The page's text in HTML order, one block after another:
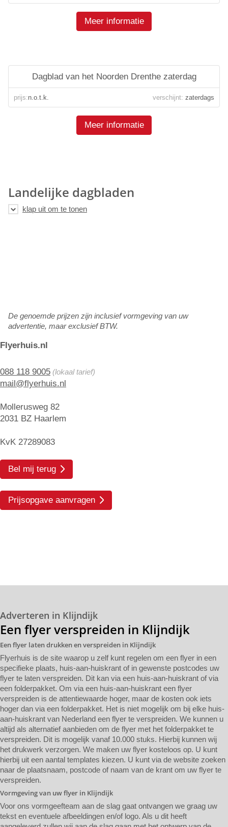
Flyerhuis.nl
088 118 9005 (lokaal tarief)
mail@flyerhuis.nl
Mollerusweg 82
2031 BZ Haarlem
KvK 27289083
Bel mij terug
Prijsopgave aanvragen
Meer informatie
Dagblad van het Noorden Drenthe zaterdag
prijs:n.o.t.k. verschijnt: zaterdags
Meer informatie
Landelijke dagbladen
De genoemde prijzen zijn inclusief vormgeving van uw
advertentie, maar exclusief BTW.
Adverteren in Klijndijk
Een flyer verspreiden in Klijndijk
Een flyer laten drukken en verspreiden in Klijndijk
Flyerhuis is de site waarop u zelf kunt regelen om een flyer in een
specifieke plaats, huis-aan-huiskrant of in gewenste postcodes uw
flyer te laten verspreiden. Dit kan via een huis-aan-huiskrant of via
een folderpakket. Om via een huis-aan-huiskrant een flyer
verspreiden is de attentiewaarde hoger, maar de kosten ook iets
hoger dan via een folderpakket. Het is niet mogelijk om bij elke huis-
aan-huiskrant van Nederland een flyer te verspreiden. We kunnen u
altijd als alternatief aanbieden om de flyer met het folderpakket te
verspreiden. Dit is mogelijk vanaf 10.000 stuks. Hierbij kunnen wij
het drukwerk verzorgen. We maken uw flyer kosteloos op. U kunt
hierbij uit een aantal templates kiezen. U kunt via de website zoeken
naar de plaatsnaam, postcode of naam van de krant om uw flyer te
verspreiden.
Vormgeving van uw flyer in Klijndijk
Voor ons vormgeefteam aan de slag gaat ontvangen we graag uw
tekst en eventuele afbeeldingen en/of logo. Als u dit heeft